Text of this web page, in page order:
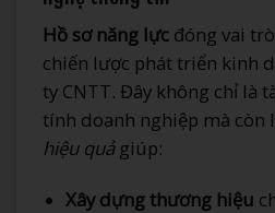
Hồ sơ năng lực đóng vai
chiến lược phát triển kinh
ty CNTT. Đây không chỉ là
tính doanh nghiệp mà còn
hiệu quảgiúp:
Xây dựng thương hiệu